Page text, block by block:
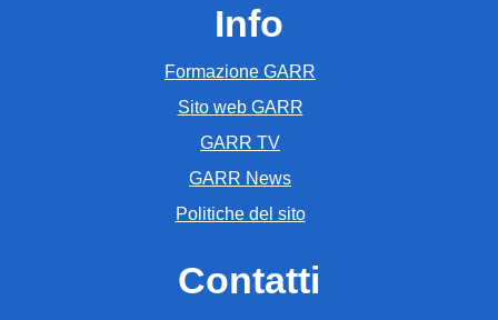
Info
Formazione GARR
Sito web GARR
GARR TV
GARR News
Politiche del sito
Contatti